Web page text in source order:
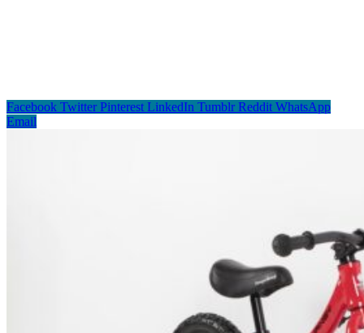
Facebook Twitter Pinterest LinkedIn Tumblr Reddit WhatsApp
Email